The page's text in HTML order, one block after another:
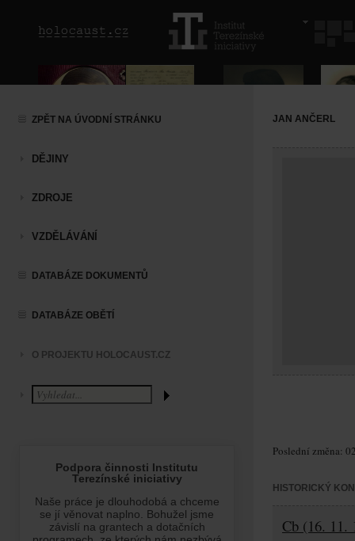
ZPĚT NA ÚVODNÍ STRÁNKU
DĚJINY
ZDROJE
VZDĚLÁVÁNÍ
DATABÁZE DOKUMENTŮ
DATABÁZE OBĚTÍ
O PROJEKTU HOLOCAUST.CZ
JAN ANČERL
Poslední změna:
HISTORICKÝ
Cb (16. 11.